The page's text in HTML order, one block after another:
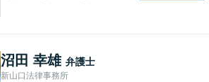
方はお気軽にご相談くださ
い。
沼田 幸雄 弁護士
新山口法律事務所